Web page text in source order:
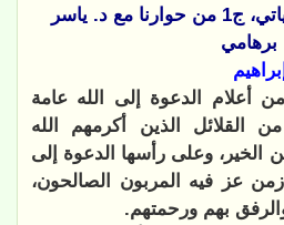
وقفات إنسانية في حياتي، ج1 من حوارنا مع د. ياسر
برهامي
أعلام الدعوة إلى الله عامة
القلائل الذين أكرمهم الله
الخير، وعلى رأسها الدعوة إلى
زمن عز فيه المربون الصالحون،
بهم ورحمتهم.